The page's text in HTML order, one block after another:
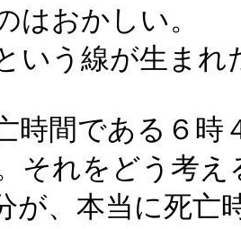
はおかしい。
いう線が生ま
時間である６
それをどう考え
が、本当に死